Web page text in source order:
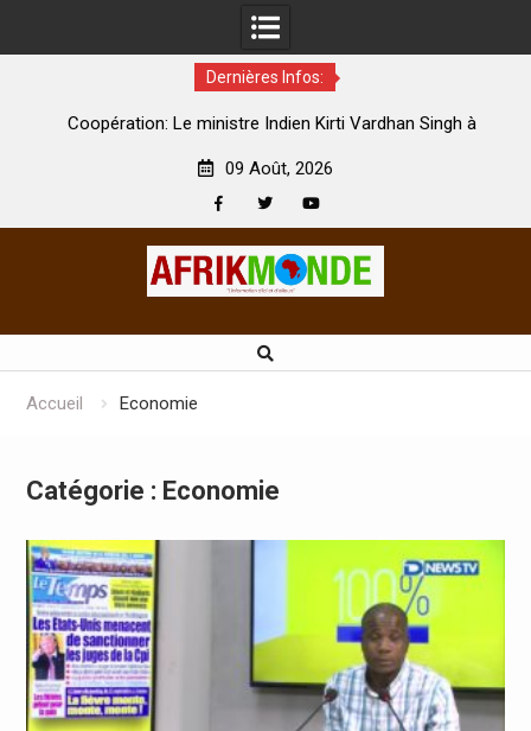
Dernières Infos:
Coopération: Le ministre Indien Kirti Vardhan Singh à
09 Août, 2026
Accueil Economie
Catégorie : Economie